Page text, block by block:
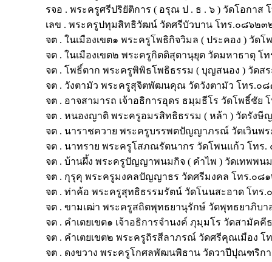
รจอ . พระครูศรีปริยัติการ ( อรุณ ป . ธ . ๖ ) วัดโอก
เลข . พระครูปทุมสิทธิวัฒน์ วัดศรีบัวบาน โทร.๐๘๖๒
จต . ในเมืองเขต๑ พระครูโพธิกิจวิมล ( ประคอง ) วั
จต . ในเมืองเขต๒ พระครูกิตติสุตานุยุต วัดมหาธาตุ
จต . โพธิ์ตาก พระครูพิพิธโพธิธรรม ( บุญสนอง ) วัด
จต . วังตามัว พระครูสุจิตพัฒนคุณ วัดวังตามัว โทร.๐
จต . อาจสามารถ เจ้าอธิการอุดร ธมฺมธีโร วัดโพธิ์ชั
จต . หนองญาติ พระครูอมรสิทธิธรรม ( หล้า ) วัดรัง
จต . นาราชควาย พระครูบรรพตปัญญาภรณ์ วัดเวิน
จต . นาทราย พระครูโสภณรัตนากร วัดโพนแก้ว โท
จต . บ้านผึ้ง พระครูปัญญาพนมกิจ ( คำไพ ) วัดเทพพ
จต . กุรุคุ พระครูมงคลปัญญาธร วัดศรีมงคล โทร.๐๘
จต . ท่าค้อ พระครูสุทธิธรรมรัตน์ วัดโนนสะอาด โท
จต . ขามเฒ่า พระครูสถิตพุทธยานุรักษ์ วัดพุทธยาภิ
จต . คำเตยเขต๑ เจ้าอธิการจำนงค์ ภุมฺมโร วัดสามั
จต . คำเตยเขต๒ พระครูถิรสีลาภรณ์ วัดศรีคุณเมือง
จต . ดงขวาง พระครูโกศลพัฒนพิธาน วัดวาปีปุณฑริ